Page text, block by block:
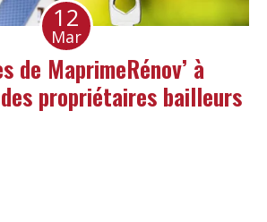
12
Mar
de MaprimeRénov’ à
propriétaires bailleurs